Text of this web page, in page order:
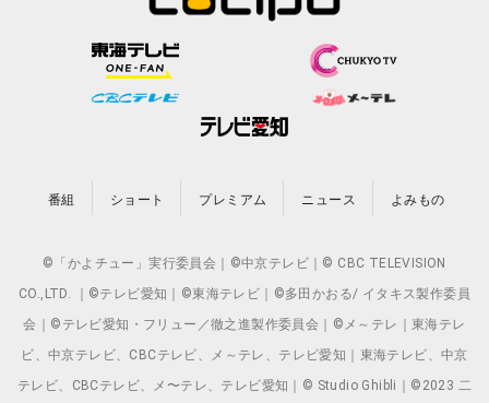
番組 ショート プレミアム ニュース よみもの
©「かよチュー」実行委員会｜©中京テレビ｜© CBC TELEVISION
CO.,LTD. ｜©テレビ愛知｜©東海テレビ｜©多田かおる/ イタキス製作委員
会｜©テレビ愛知・フリュー／徹之進製作委員会｜©メ～テレ｜東海テレ
ビ、中京テレビ、CBCテレビ、メ～テレ、テレビ愛知｜東海テレビ、中京
テレビ、CBCテレビ、メ〜テレ、テレビ愛知｜© Studio Ghibli｜©2023 二